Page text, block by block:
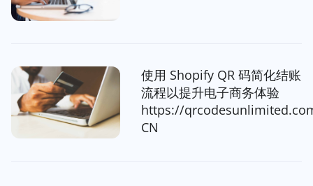
使用 Shopify QR 码简化结账
流程以提升电子商务体验
https://
CN